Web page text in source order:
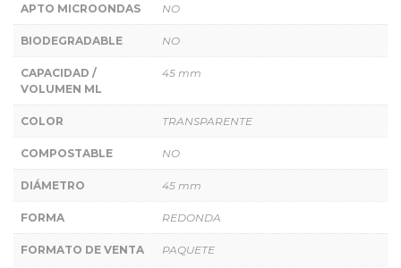
APTO MICROONDAS NO
BIODEGRADABLE NO
CAPACIDAD /
VOLUMEN ML
45 mm
COLOR TRANSPARENTE
COMPOSTABLE NO
DIÁMETRO 45 mm
FORMA REDONDA
FORMATO DE VENTA PAQUETE